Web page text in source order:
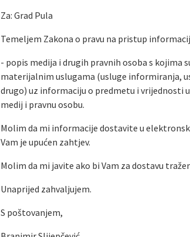
Za: Grad Pula
Temeljem Zakona o pravu na pristup
- popis medija i drugih pravnih osoba s kojima
materijalnim uslugama (usluge informiranja,
drugo) uz informaciju o predmetu i vrijednosti
medij i pravnu osobu.
Molim da mi informacije dostavite u
Vam je upućen zahtjev.
Molim da mi javite ako bi Vam za dostavu
Unaprijed zahvaljujem.
S poštovanjem,